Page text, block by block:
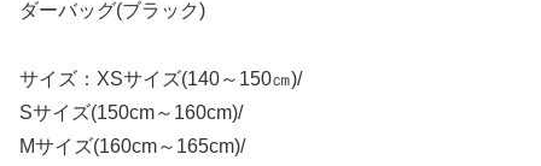
ダーバッグ(ブラック)
サイズ：XSサイズ(140～150㎝)/
Sサイズ(150cm～160cm)/
Mサイズ(160cm～165cm)/